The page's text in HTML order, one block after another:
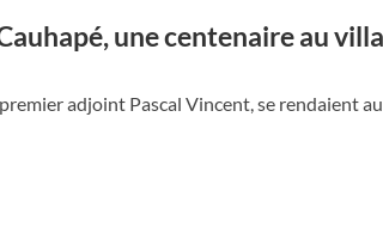
une centenaire au
adjoint Pascal Vincent, se rendaient